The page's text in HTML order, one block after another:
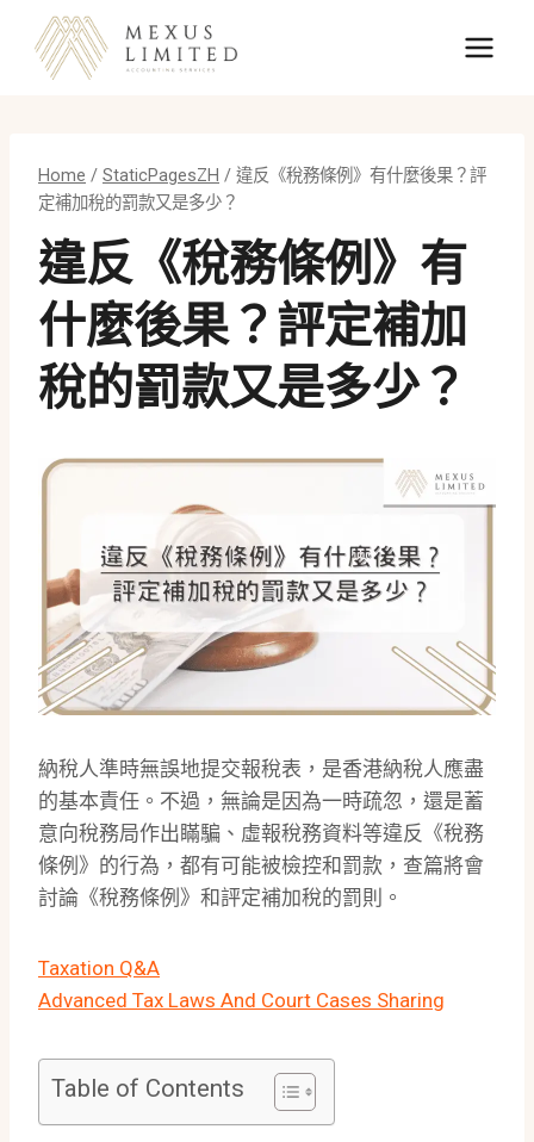
content
Home / StaticPagesZH / 違反《稅務條例》有什麼後果？評
定補加稅的罰款又是多少？
違反《稅務條例》有
什麼後果？評定補加
稅的罰款又是多少？
納稅人準時無誤地提交報稅表，是香港納稅人應盡
的基本責任。不過，無論是因為一時疏忽，還是蓄
意向稅務局作出瞞騙、虛報稅務資料等違反《稅務
條例》的行為，都有可能被檢控和罰款，查篇將會
討論《稅務條例》和評定補加稅的罰則。
Taxation Q&A
Advanced Tax Laws And Court Cases Sharing
Table of Contents